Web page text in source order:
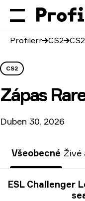
Profilerr CS2
CS2
Zápas
Duben 30, 2026
Všeobecné Živé
Informace o turnaji
ESL Challenger